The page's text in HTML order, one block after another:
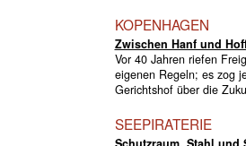
KOPENHAGEN
Zwischen Hanf und
Vor 40 Jahren riefen
eigenen Regeln; es zog
Gerichtshof über die
SEEPIRATERIE